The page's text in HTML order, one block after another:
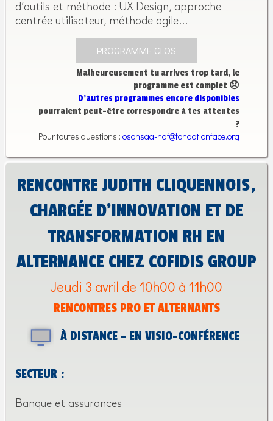
d’outils et méthode : UX Design, approche
centrée utilisateur, méthode agile…
PROGRAMME CLOS
Malheureusement tu arrives trop tard, le
programme est complet 😞
D’autres programmes encore disponibles
pourraient peut-être correspondre à tes attentes
?
Pour toutes questions : osonsaa-hdf@fondationface.org
RENCONTRE JUDITH CLIQUENNOIS,
CHARGÉE D’INNOVATION ET DE
TRANSFORMATION RH EN
ALTERNANCE CHEZ COFIDIS GROUP
Jeudi 3 avril de 10h00 à 11h00
RENCONTRES PRO ET ALTERNANTS
À DISTANCE - EN VISIO-CONFÉRENCE
SECTEUR :
Banque et assurances